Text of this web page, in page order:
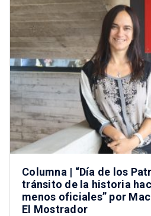
Columna | “Día de los
tránsito de la historia
menos oficiales” por
El Mostrador